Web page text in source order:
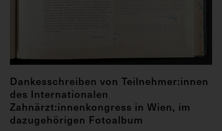
Dankesschreiben von Teilnehmer:innen
des Internationalen
Zahnärzt:innenkongress in Wien, im
dazugehörigen Fotoalbum